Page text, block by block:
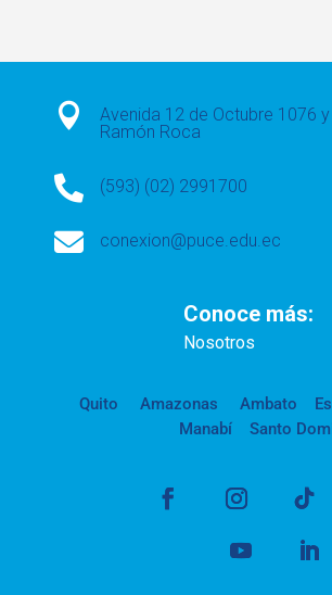

Avenida 12 de Octubre 1076
Ramón Roca
 (593) (02) 2991700
 conexion@puce.edu.ec
Conoce más:
Nosotros
Quito Amazonas Ambato
Manabí
Santo